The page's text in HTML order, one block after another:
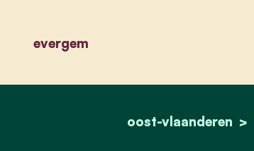
evergem
oost-vlaanderen